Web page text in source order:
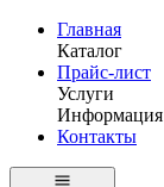
Главная
Каталог
Прайс-лист
Услуги
Информация
Контакты